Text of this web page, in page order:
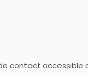
contact accessible